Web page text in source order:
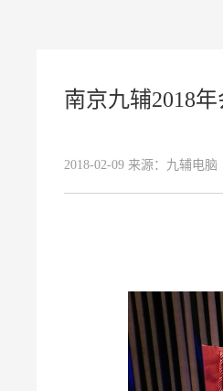
南京九辅2018
2018-02-09 来源： 九辅电脑